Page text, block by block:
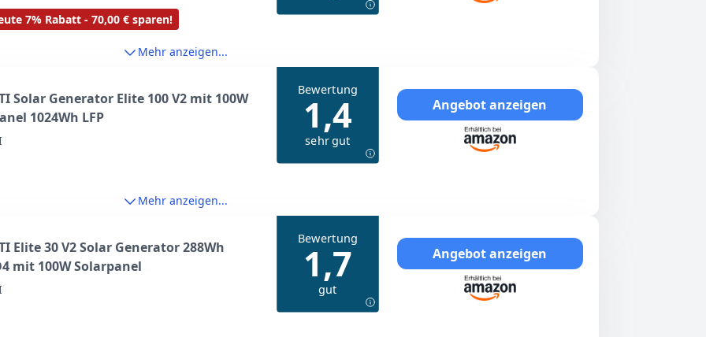
7% Rabatt - 70,00 € sparen!
Mehr anzeigen...
Solar Generator Elite 100 V2 mit 100W
1024Wh LFP
Bewertung
1,4
sehr gut
Angebot anzeigen
Mehr anzeigen...
Elite 30 V2 Solar Generator 288Wh
mit 100W Solarpanel
Bewertung
1,7
gut
Angebot anzeigen